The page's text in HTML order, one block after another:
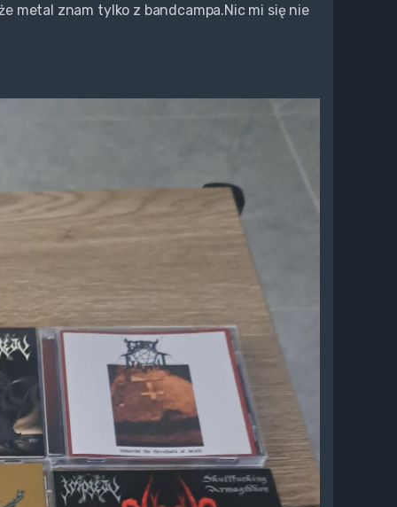
metal znam tylko z bandcampa.Nic mi się nie